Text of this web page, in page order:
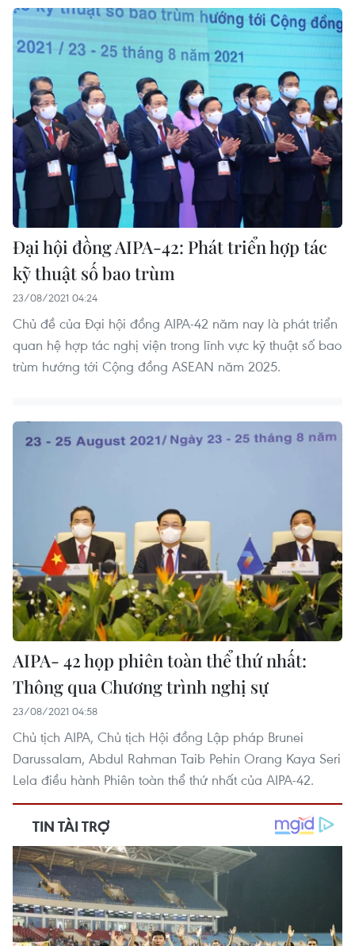
Đại hội đồng AIPA-42: Phát triển hợp tác
kỹ thuật số bao trùm
23/08/2021 04:24
Chủ đề của Đại hội đồng AIPA-42 năm nay là phát triển
quan hệ hợp tác nghị viện trong lĩnh vực kỹ thuật số bao
trùm hướng tới Cộng đồng ASEAN năm 2025.
AIPA- 42 họp phiên toàn thể thứ nhất:
Thông qua Chương trình nghị sự
23/08/2021 04:58
Chủ tịch AIPA, Chủ tịch Hội đồng Lập pháp Brunei
Darussalam, Abdul Rahman Taib Pehin Orang Kaya Seri
Lela điều hành Phiên toàn thể thứ nhất của AIPA-42.